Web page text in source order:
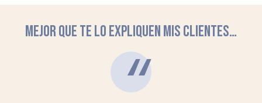
MEJOR QUE TE LO EXPLIQUEN MIS CLIENTES…